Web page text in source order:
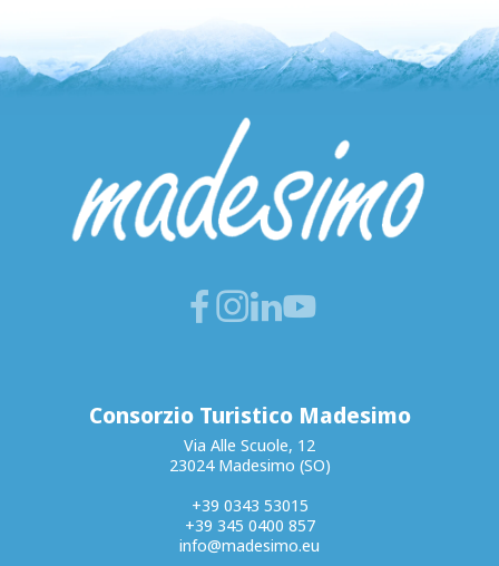
Consorzio Turistico Madesimo
Via Alle Scuole, 12
23024 Madesimo (SO)
+39 0343 53015
+39 345 0400 857
info@madesimo.eu